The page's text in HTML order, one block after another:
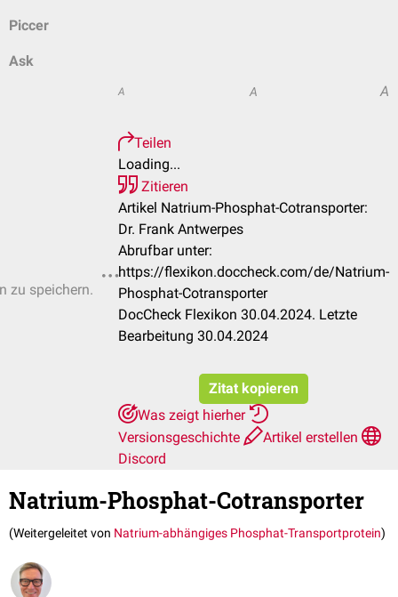
Piccer
Ask
zu speichern.
A A A
Teilen
Loading...
Zitieren
Artikel Natrium-Phosphat-Cotransporter:
Dr. Frank Antwerpes
Abrufbar unter:
https://flexikon.doccheck.com/de/Natrium-
Phosphat-Cotransporter
DocCheck Flexikon 30.04.2024. Letzte
Bearbeitung 30.04.2024
Zitat kopieren
Was zeigt hierher
Versionsgeschichte
Artikel erstellen
Discord
Natrium-Phosphat-Cotransporter
(Weitergeleitet von Natrium-abhängiges Phosphat-Transportprotein)